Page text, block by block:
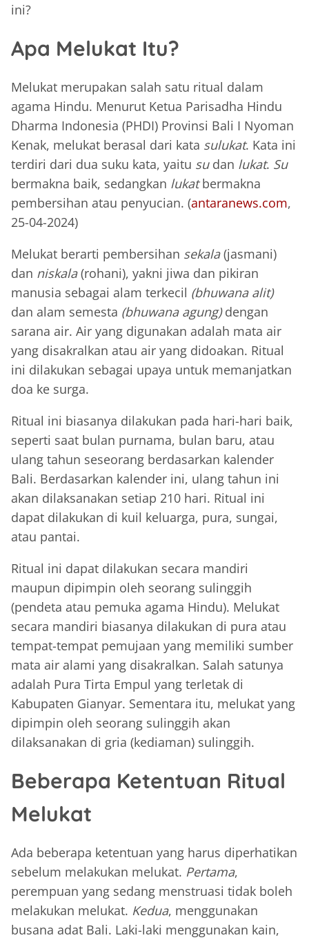
ini?
Apa Melukat Itu?
Melukat merupakan salah satu ritual dalam
agama Hindu. Menurut Ketua Parisadha Hindu
Dharma Indonesia (PHDI) Provinsi Bali I Nyoman
Kenak, melukat berasal dari kata sulukat. Kata ini
terdiri dari dua suku kata, yaitu sudan lukat. Su
bermakna baik, sedangkan lukatbermakna
pembersihan atau penyucian. (antaranews.com,
25-04-2024)
Melukat berarti pembersihan sekala(jasmani)
dan niskala(rohani), yakni jiwa dan pikiran
manusia sebagai alam terkecil (bhuwana alit)
dan alam semesta (bhuwana agung)dengan
sarana air. Air yang digunakan adalah mata air
yang disakralkan atau air yang didoakan. Ritual
ini dilakukan sebagai upaya untuk memanjatkan
doa ke surga.
Ritual ini biasanya dilakukan pada hari-hari baik,
seperti saat bulan purnama, bulan baru, atau
ulang tahun seseorang berdasarkan kalender
Bali. Berdasarkan kalender ini, ulang tahun ini
akan dilaksanakan setiap 210 hari. Ritual ini
dapat dilakukan di kuil keluarga, pura, sungai,
atau pantai.
Ritual ini dapat dilakukan secara mandiri
maupun dipimpin oleh seorang sulinggih
(pendeta atau pemuka agama Hindu). Melukat
secara mandiri biasanya dilakukan di pura atau
tempat-tempat pemujaan yang memiliki sumber
mata air alami yang disakralkan. Salah satunya
adalah Pura Tirta Empul yang terletak di
Kabupaten Gianyar. Sementara itu, melukat yang
dipimpin oleh seorang sulinggih akan
dilaksanakan di gria (kediaman) sulinggih.
Beberapa Ketentuan Ritual
Melukat
Ada beberapa ketentuan yang harus diperhatikan
sebelum melakukan melukat. Pertama,
perempuan yang sedang menstruasi tidak boleh
melakukan melukat. Kedua, menggunakan
busana adat Bali. Laki-laki menggunakan kain,